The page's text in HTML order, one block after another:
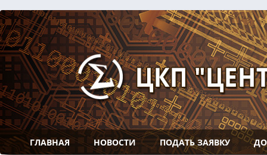
ГЛАВНАЯ НОВОСТИ ПОДАТЬ ЗАЯВКУ